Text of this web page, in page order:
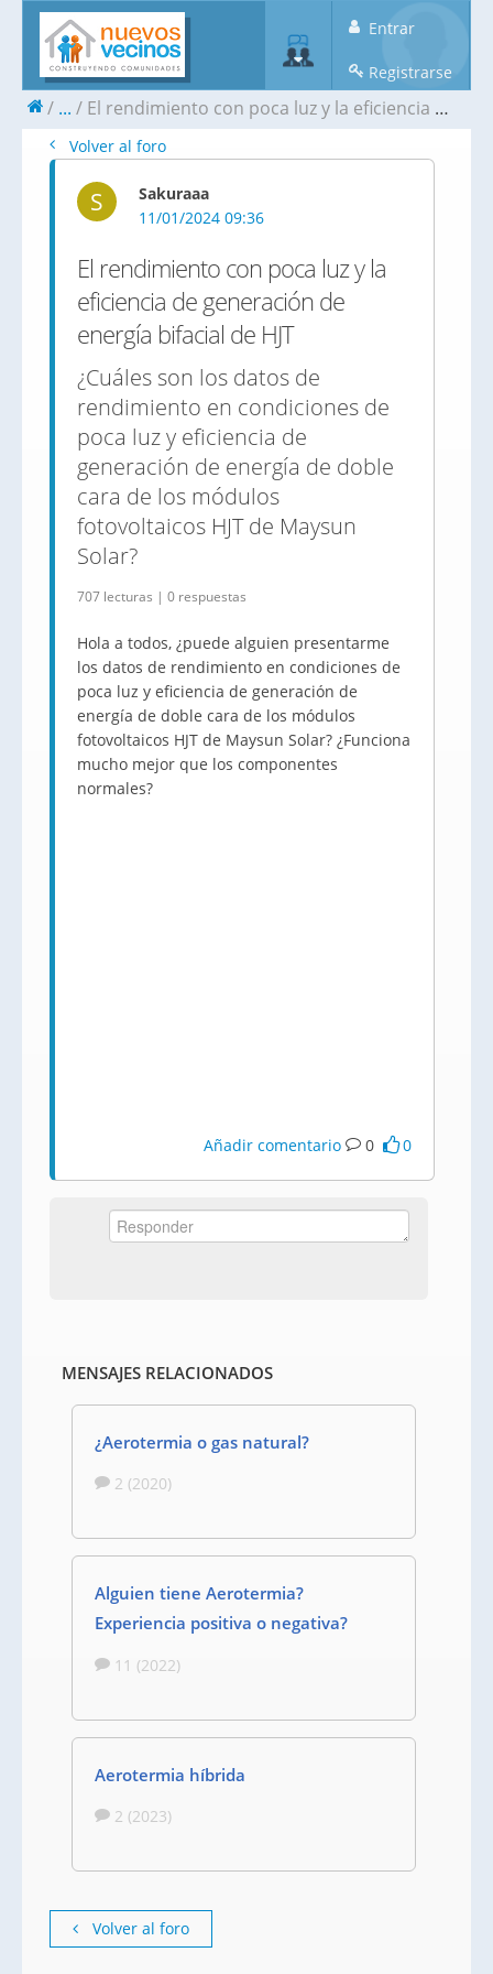
Entrar
Registrarse
... El rendimiento con poca luz y la eficiencia de generación de energía bifacial de HJT
Volver al foro
S
Sakuraaa
11/01/2024 09:36
El rendimiento con poca luz y la
eficiencia de generación de
energía bifacial de HJT
¿Cuáles son los datos de
rendimiento en condiciones de
poca luz y eficiencia de
generación de energía de doble
cara de los módulos
fotovoltaicos HJT de Maysun
Solar?
707 lecturas | 0 respuestas
Hola a todos, ¿puede alguien presentarme
los datos de rendimiento en condiciones de
poca luz y eficiencia de generación de
energía de doble cara de los módulos
fotovoltaicos HJT de Maysun Solar? ¿Funciona
mucho mejor que los componentes
normales?
Añadir comentario 0 0
MENSAJES RELACIONADOS
¿Aerotermia o gas natural?
2 (2020)
Alguien tiene Aerotermia?
Experiencia positiva o negativa?
11 (2022)
Aerotermia híbrida
2 (2023)
Volver al foro